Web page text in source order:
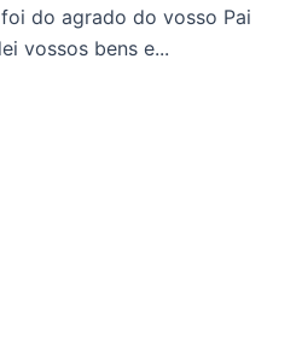
do agrado do vosso Pai
vossos bens e...